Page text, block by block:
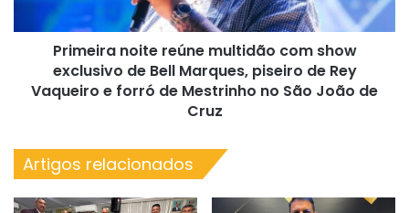
Bell
Marques,
forró
de
Mestrinho
Primeira noite reúne multidão com show
exclusivo de Bell Marques, piseiro de Rey
Vaqueiro e forró de Mestrinho no São João de
Cruz
Artigos relacionados